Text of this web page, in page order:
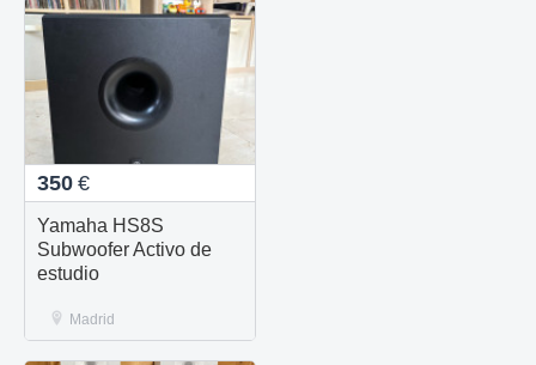
350 €
Yamaha HS8S
Subwoofer Activo de
estudio
Madrid